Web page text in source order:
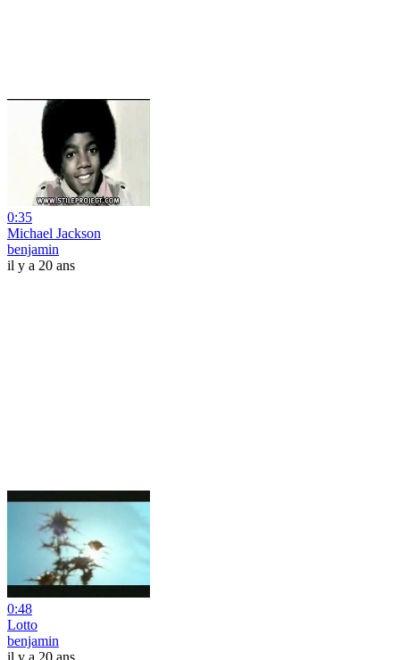
0:35
Michael Jackson
benjamin
il y a 20 ans
0:48
Lotto
benjamin